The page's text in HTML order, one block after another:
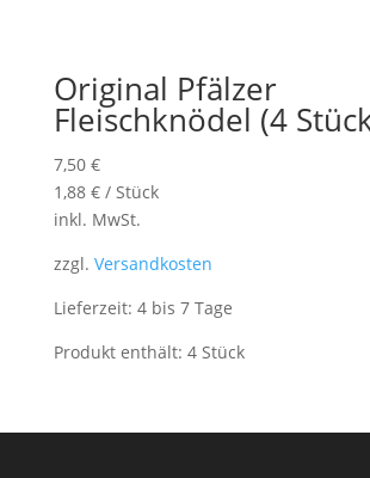
Original Pfälzer
Fleischknödel (4
7,50 €
1,88 €/ Stück
inkl. MwSt.
zzgl. Versandkosten
Lieferzeit: 4 bis 7 Tage
Produkt enthält: 4 Stück